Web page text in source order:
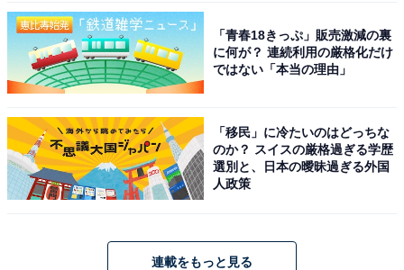
れ、東京都出身の俳優です。近年は『幽☆遊☆白書』や
『グラスハート』（ともにNetflix）、ドラマ『フェルマ
ーの料理』（TBS系）などの話題作に立て続けに出演し
ています。思わず目を奪われるような艶やかな唇が魅力
の飛躍が期待されています。
「青春18きっぷ」販売激減の裏
に何が？ 連続利用の厳格化だけ
ではない「本当の理由」
「移民」に冷たいのはどっちな
のか？ スイスの厳格過ぎる学歴
選別と、日本の曖昧過ぎる外国
人政策
連載をもっと見る